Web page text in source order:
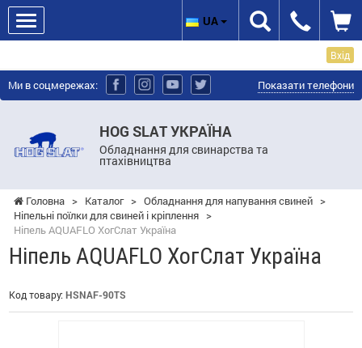
Вхід
Ми в соцмережах: Показати телефони
HOG SLAT УКРАЇНА
Обладнання для свинарства та
птахівництва
UA
Головна > Каталог > Обладнання для напування свиней >
Ніпельні поїлки для свиней і кріплення >
Ніпель AQUAFLO ХогСлат Україна
Ніпель AQUAFLO ХогСлат Україна
Код товару: HSNAF-90TS